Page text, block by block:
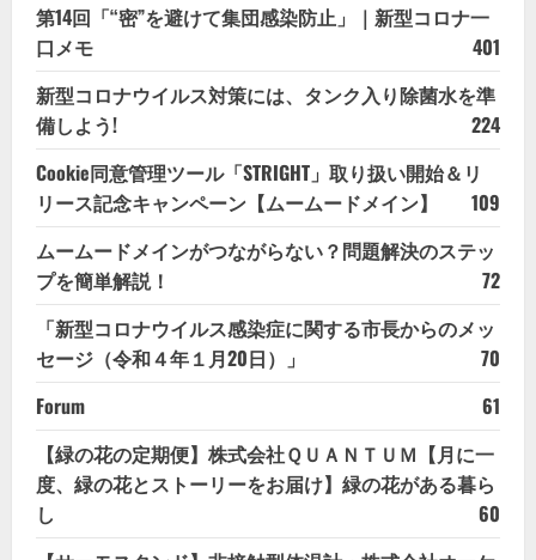
第14回「“密”を避けて集団感染防止」｜新型コロナ一
口メモ
401
新型コロナウイルス対策には、タンク入り除菌水を準
備しよう!
224
Cookie同意管理ツール「STRIGHT」取り扱い開始＆リ
リース記念キャンペーン【ムームードメイン】
109
ムームードメインがつながらない？問題解決のステッ
プを簡単解説！
72
「新型コロナウイルス感染症に関する市長からのメッ
セージ（令和４年１月20日）」
70
Forum
61
【緑の花の定期便】株式会社ＱＵＡＮＴＵＭ【月に一
度、緑の花とストーリーをお届け】緑の花がある暮ら
し
60